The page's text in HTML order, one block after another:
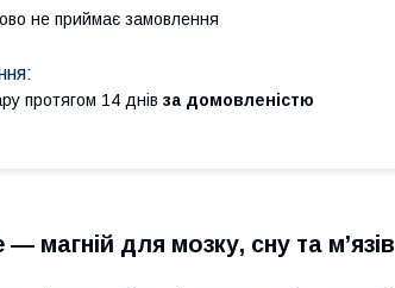
не приймає замовлення
протягом 14 днів за домовленістю
для мозку, сну та м’язів